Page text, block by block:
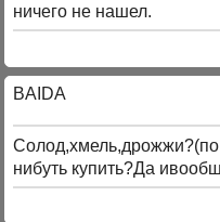
ничего не нашел.
BAIDA
нибуть купить?Да